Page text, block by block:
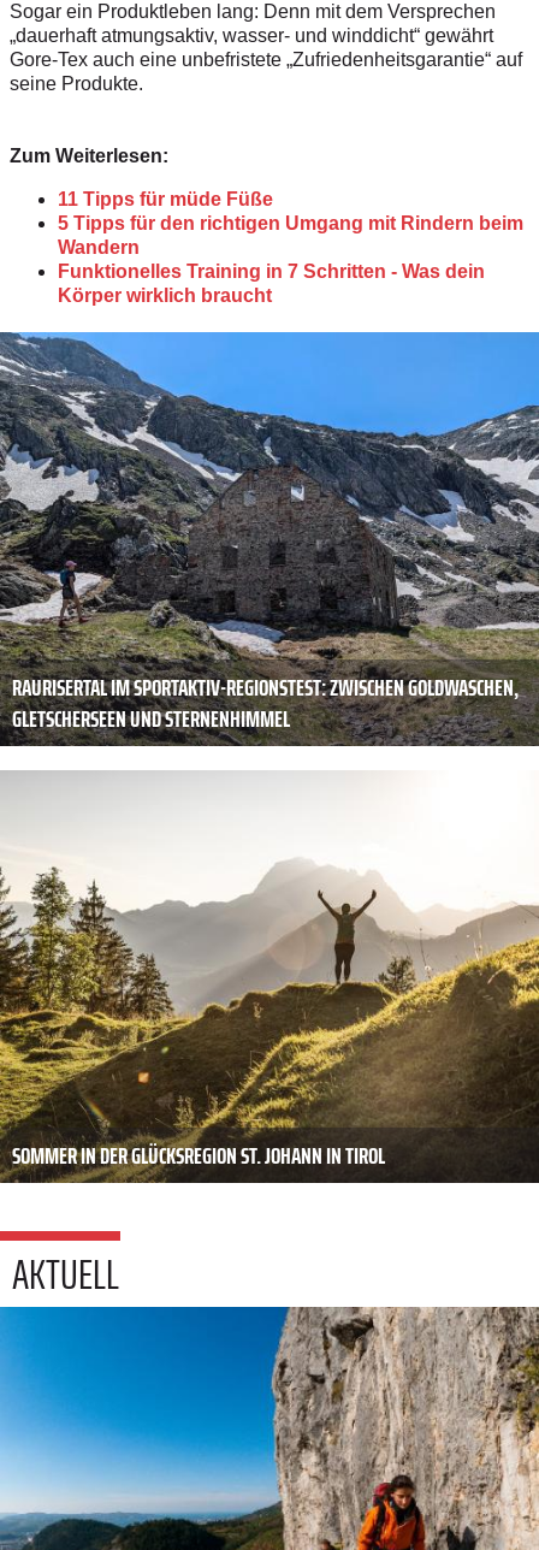
Sogar ein Produktleben lang: Denn mit dem Versprechen
„dauerhaft atmungsaktiv, wasser- und winddicht“ gewährt
Gore-Tex auch eine unbefristete „Zufriedenheitsgarantie“ auf
seine Produkte.
Zum Weiterlesen:
11 Tipps für müde Füße
5 Tipps für den richtigen Umgang mit Rindern beim
Wandern
Funktionelles Training in 7 Schritten - Was dein
Körper wirklich braucht
RAURISERTAL IM SPORTAKTIV-REGIONSTEST: ZWISCHEN GOLDWASCHEN,
GLETSCHERSEEN UND STERNENHIMMEL
SOMMER IN DER GLÜCKSREGION ST. JOHANN IN TIROL
AKTUELL